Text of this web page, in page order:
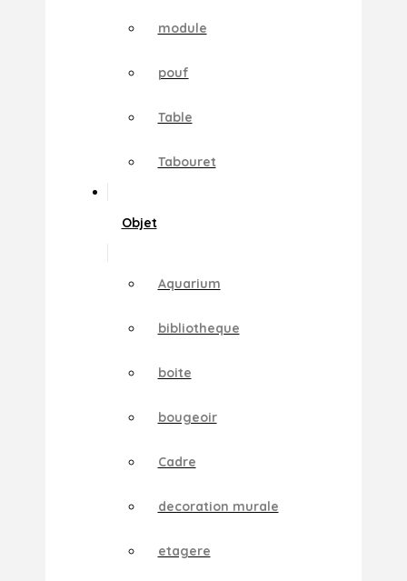
module
pouf
Table
Tabouret
Objet
Aquarium
bibliotheque
boite
bougeoir
Cadre
decoration murale
etagere